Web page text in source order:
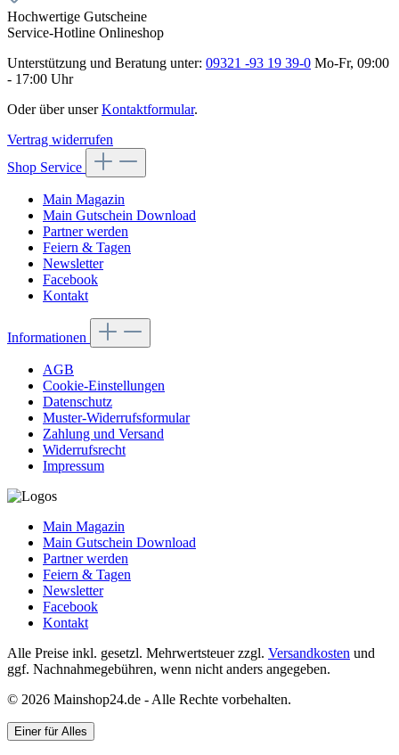
Hochwertige Gutscheine
Service-Hotline Onlineshop
Unterstützung und Beratung unter: 09321 -93 19 39-0 Mo-Fr, 09:00
- 17:00 Uhr
Oder über unserKontaktformular.
Vertrag widerrufen
Shop Service
Main Magazin
Main Gutschein Download
Partner werden
Feiern & Tagen
Newsletter
Facebook
Kontakt
Informationen
AGB
Cookie-Einstellungen
Datenschutz
Muster-Widerrufsformular
Zahlung und Versand
Widerrufsrecht
Impressum
Main Magazin
Main Gutschein Download
Partner werden
Feiern & Tagen
Newsletter
Facebook
Kontakt
Alle Preise inkl. gesetzl. Mehrwertsteuer zzgl. Versandkosten und
ggf. Nachnahmegebühren, wenn nicht anders angegeben.
© 2026 Mainshop24.de - Alle Rechte vorbehalten.
Einer für Alles